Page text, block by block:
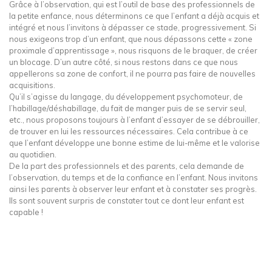
Grâce à l’observation, qui est l’outil de base des professionnels de
la petite enfance, nous déterminons ce que l’enfant a déjà acquis et
intégré et nous l’invitons à dépasser ce stade, progressivement. Si
nous exigeons trop d’un enfant, que nous dépassons cette « zone
proximale d’apprentissage », nous risquons de le braquer, de créer
un blocage. D’un autre côté, si nous restons dans ce que nous
appellerons sa zone de confort, il ne pourra pas faire de nouvelles
acquisitions.
Qu’il s’agisse du langage, du développement psychomoteur, de
l’habillage/déshabillage, du fait de manger puis de se servir seul,
etc., nous proposons toujours à l’enfant d’essayer de se débrouiller,
de trouver en lui les ressources nécessaires. Cela contribue à ce
que l’enfant développe une bonne estime de lui-même et le valorise
au quotidien.
De la part des professionnels et des parents, cela demande de
l’observation, du temps et de la confiance en l’enfant. Nous invitons
ainsi les parents à observer leur enfant et à constater ses progrès.
Ils sont souvent surpris de constater tout ce dont leur enfant est
capable !